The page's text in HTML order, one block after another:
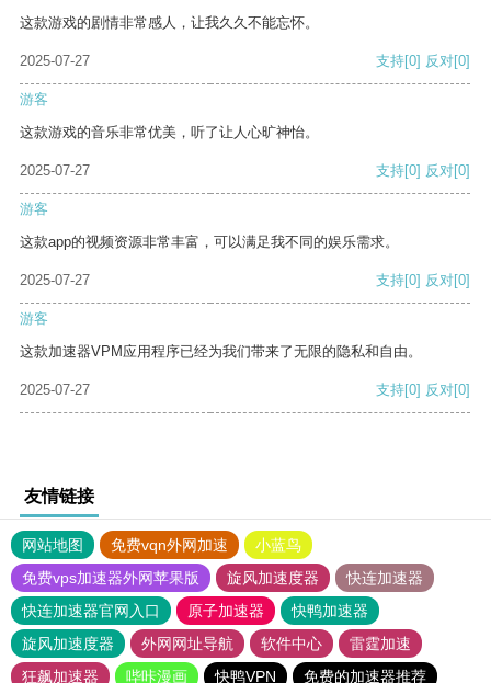
这款游戏的剧情非常感人，让我久久不能忘怀。
2025-07-27 支持[0] 反对[0]
游客
这款游戏的音乐非常优美，听了让人心旷神怡。
2025-07-27 支持[0] 反对[0]
游客
这款app的视频资源非常丰富，可以满足我不同的娱乐需求。
2025-07-27 支持[0] 反对[0]
游客
这款加速器VPM应用程序已经为我们带来了无限的隐私和自由。
2025-07-27 支持[0] 反对[0]
友情链接
网站地图 免费vqn外网加速
小蓝鸟
免费vps加速器外网苹果版
旋风加速度器
快连加速器
快连加速器官网入口
原子加速器
快鸭加速器
旋风加速度器
外网网址导航 软件中心
雷霆加速
狂飙加速器
哔咔漫画 快鸭VPN 免费的加速器推荐